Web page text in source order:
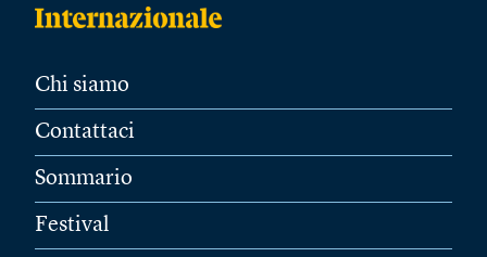
Chi siamo
Contattaci
Sommario
Festival